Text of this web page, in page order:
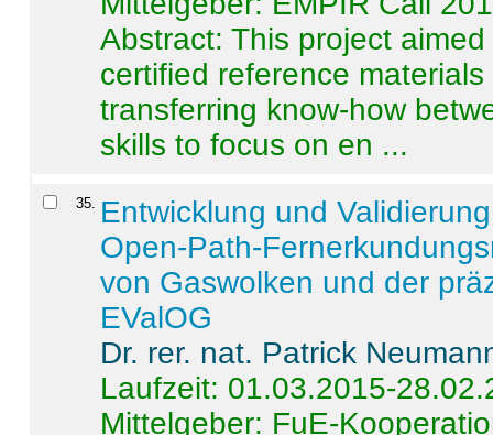
Abstract:This project
certified reference
transferring know-how
skills to focus on en ...
35. Entwicklung und
Open-Path-
von Gaswolken und der
EValOG
Dr. rer. nat. Patrick
Laufzeit: 01.03.2015-
Mittelgeber: FuE-